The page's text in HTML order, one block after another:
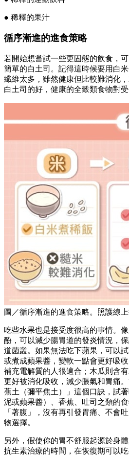
● 稀釋的果汁
循序漸進的進食策略
若開始想嘗試一些更固態的飲食，
簡單的白土司。記得這時候要用白
纖維太多，雖然健康但比較難消化
白土司的好，健康的全穀類食物對
圖／循序漸進的進食策略。照護線
吃些水果也是接受度很高的事情。
酚，可以減少腸胃道的發炎情況，
道菌叢。如果無法吃下蘋果，可以
或煮成蘋果醬，變軟一點會更好吸
補充電解質的人很適合；木瓜則含
更好被消化吸收，減少脹氣和胃痛
蕉土（彌平焦土）」這個口訣，試
泥或蘋果醬）、香蕉、吐司之類的
「著腹」，沒有再引發胃痛、不會
物選擇。
另外，假使你的胃不舒服起源於身
抗生素治療的時間，在恢復期可以